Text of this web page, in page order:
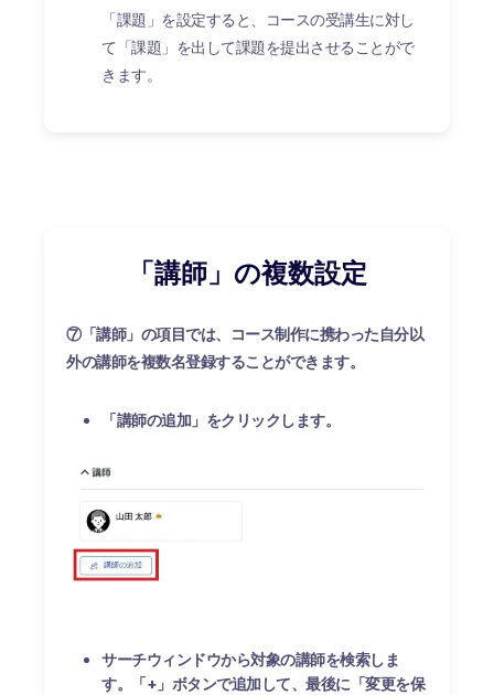
「課題」を設定すると、コースの受講生に対し
て「課題」を出して課題を提出させることがで
きます。
「講師」の複数設定
⑦「講師」の項目では、コース制作に携わった自分以
外の講師を複数名登録することができます。
「講師の追加」をクリックします。
サーチウィンドウから対象の講師を検索しま
す。「+」ボタンで追加して、最後に「変更を保